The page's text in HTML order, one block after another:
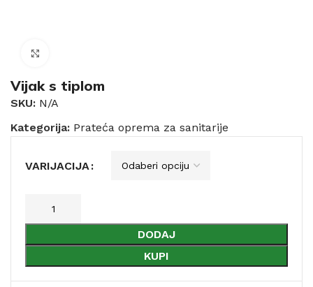
Vijak s tiplom
SKU: N/A
Kategorija: Prateća oprema za sanitarije
VARIJACIJA
DODAJ
KUPI